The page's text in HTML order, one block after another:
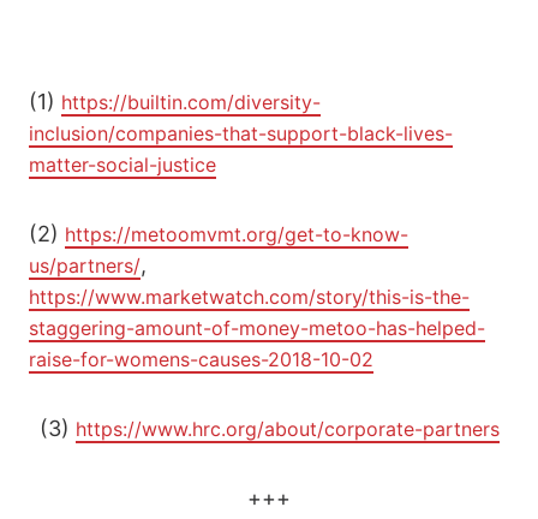
(1) https://builtin.com/diversity-
inclusion/companies-that-support-black-lives-
matter-social-justice
(2) https://metoomvmt.org/get-to-know-
us/partners/,
https://www.marketwatch.com/story/this-is-the-
staggering-amount-of-money-metoo-has-helped-
raise-for-womens-causes-2018-10-02
(3) https://www.hrc.org/about/corporate-partners
+++